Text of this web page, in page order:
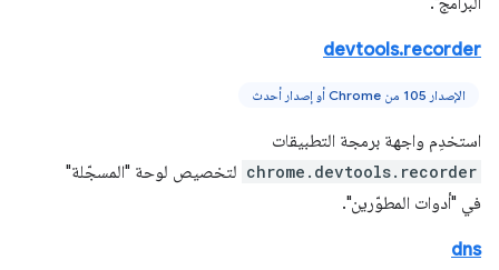
devtools.recorder
الإصدار 105 من Chrome أو إصدار أحدث
استخدِم واجهة برمجة التطبيقات
chrome.devtools.recorder لتخصيص لوحة "المسجّلة"
في "أدوات المطوّرين".
dns